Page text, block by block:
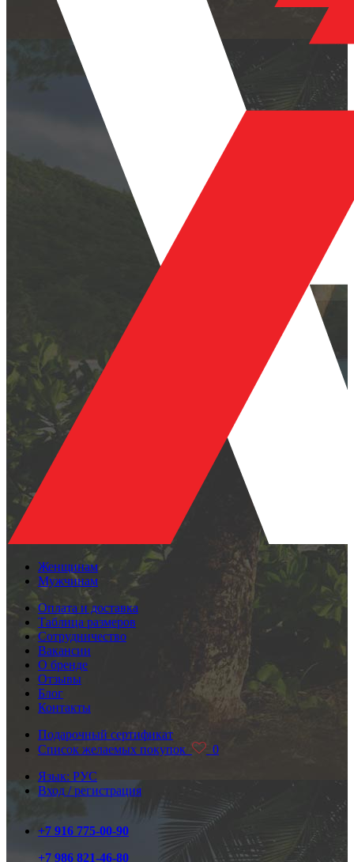
Женщинам
Мужчинам
Оплата и доставка
Таблица размеров
Сотрудничество
Вакансии
О бренде
Отзывы
Блог
Контакты
Подарочный сертификат
Список желаемых покупок
0
Язык: РУС
Вход / регистрация
+7 916 775-00-90
+7 986 821-46-80